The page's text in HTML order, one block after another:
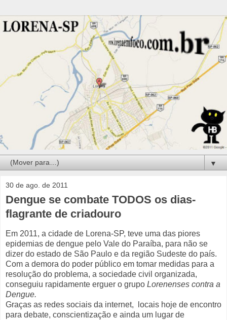
▼
30 de ago. de 2011
Dengue se combate TODOS os dias-
flagrante de criadouro
Em 2011, a cidade de Lorena-SP, teve uma das piores
epidemias de dengue pelo Vale do Paraíba, para não se
dizer do estado de São Paulo e da região Sudeste do país.
Com a demora do poder público em tomar medidas para a
resolução do problema, a sociedade civil organizada,
conseguiu rapidamente erguer o grupo Lorenenses contra a
Dengue.
Graças as redes sociais da internet, locais hoje de encontro
para debate, conscientização e ainda um lugar de